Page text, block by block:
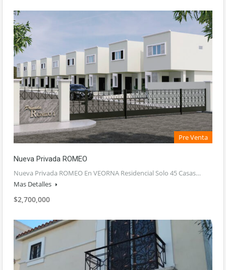
Pre Venta
Nueva Privada ROMEO
Nueva Privada ROMEO En VEORNA Residencial Solo 45 Casas…
Mas Detalles
$2,700,000